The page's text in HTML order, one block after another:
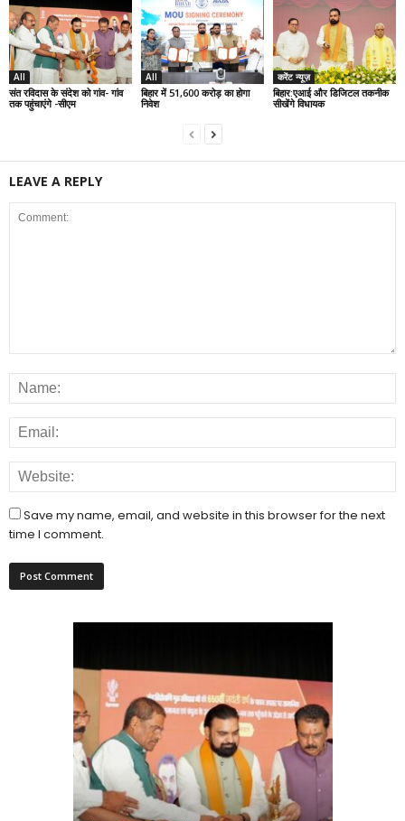
All
संत रविदास के संदेश को गांव- गांव
तक पहुंचाएंगे -सीएम
All
बिहार में 51,600 करोड़ का होगा
निवेश
करेंट न्यूज़
बिहार:एआई और डिजिटल तकनीक
सीखेंगे विधायक
LEAVE A REPLY
Save my name, email, and website in this browser for the next
time I comment.